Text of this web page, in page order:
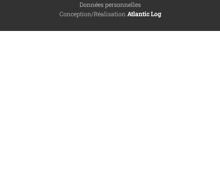
Données personnelles
Conception/Réalisation Atlantic Log